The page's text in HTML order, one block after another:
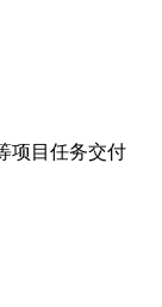
项目任务交付